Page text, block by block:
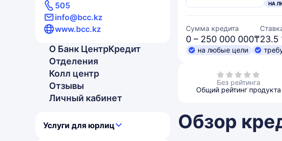
505
info@bcc.kz
www.bcc.kz
О Банк ЦентрКредит
Отделения
Колл центр
Отзывы
Личный кабинет
Услуги для юрлиц
НА
Сумма кредита
0 – 250 000 000₸23.5
на любые цели
Без рейтинга
Общий рейтинг продукта
Обзор